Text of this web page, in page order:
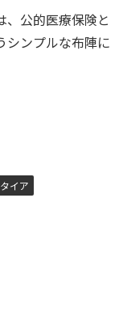
、公的医療保険と
シンプルな布陣に
イア